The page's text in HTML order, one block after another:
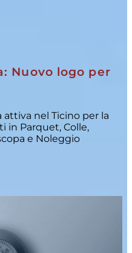
Nuovo logo per
attiva nel Ticino per la
in Parquet, Colle,
e Noleggio